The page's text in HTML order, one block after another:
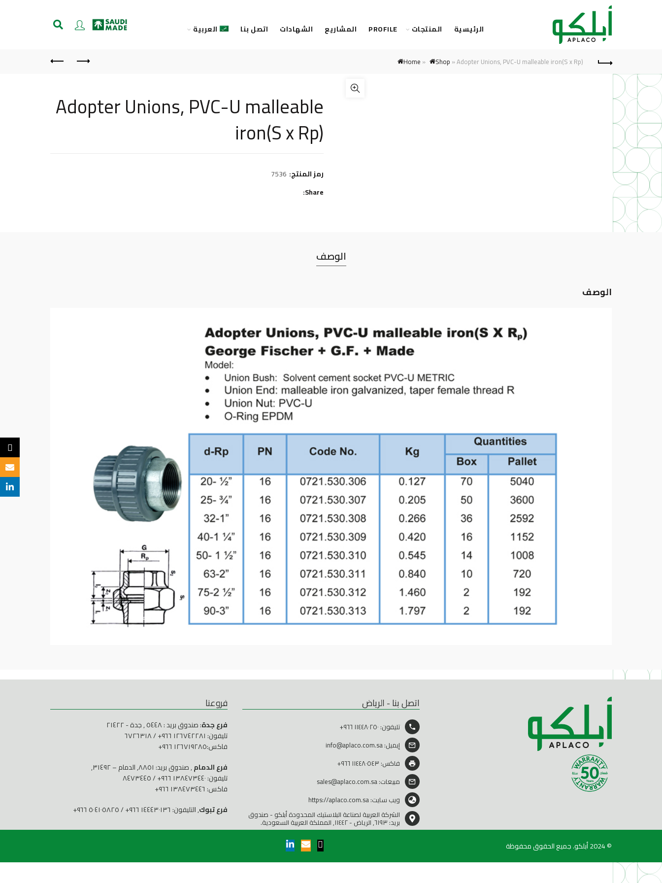
الرئيسية المنتجات PROFILE المشاريع الشهادات اتصل بنا العربية
Home » Shop »Adopter Unions, PVC-U malleable iron(S x Rp)
Adopter Unions, PVC-U malleable
iron(S x Rp)
رمز المنتج: 7536
Share
الوصف
الوصف
اتصل بنا - الرياض
تليفون: ١١٤٤٨٠٢٥٠ ٩٦٦+
إيميل:info@aplaco.com.sa
فاكس: ١١٤٤٨٠٥٤٣ ٩٦٦+
مبيعات:sales@aplaco.com.sa
ويب سايت:https://aplaco.com.sa
الشركة العربية لصناعة البلاستيك المحدودة أبلكو - صندوق
بريد: ٦١٩٣, الرياض - ١١٤٤٢, المملكة العربية السعودية.
فروعنا
فرع جدة: صندوق بريد : ٥٤٤٨ , جدة - ٢١٤٢٢
تليفون:١٢٦٧٤٢٢٨١ ٩٦٦+ /٦٧٢٦٣١٨
فاكس:١٢٦٧١٩٢٨٥ ٩٦٦+
فرع الدمام, صندوق بريد: ٨٨٥١, الدمام – ٣١٤٩٢,
تليفون:١٣٨٤٧٣٤٤٠ ٩٦٦+ /٨٤٧٣٤٤٥
فاكس: ١٣٨٤٧٣٤٤٦ ٩٦٦+
فرع تبوك, التليفون:١٤٤٤٣٠١٣٦ ٩٦٦+ /٥٠٤١٠٥٨٢٥ ٩٦٦+
© 2024 أبلكو. جميع الحقوق محفوظة